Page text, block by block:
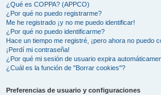
¿Qué es COPPA? (APPCO)
¿Por qué no puedo registrarme?
Me he registrado ¡y no me puedo identificar!
¿Por qué no puedo identificarme?
Hace un tiempo me registré, ¡pero ahora no puedo
¡Perdí mi contraseña!
¿Por qué mi sesión de usuario expira
¿Cuál es la función de "Borrar cookies"?
Preferencias de usuario y configuraciones